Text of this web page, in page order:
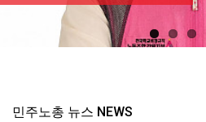
주노총 뉴스 NEWS